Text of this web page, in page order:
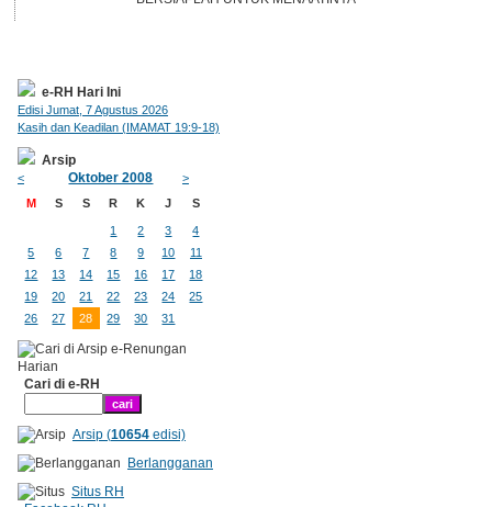
e-RH Hari Ini
Edisi Jumat, 7 Agustus 2026
Kasih dan Keadilan (IMAMAT 19:9-18)
Arsip
< Oktober 2008
>
M
S S R K J S
1 2 3
4
5
6 7 8 9 10
11
12
13 14 15 16 17
18
19
20 21 22 23 24
25
26
27 28 29 30 31
Cari di e-RH
Arsip (10654edisi)
Berlangganan
Situs RH